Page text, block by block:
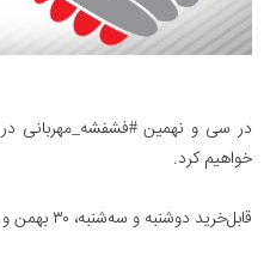
در سی و نهمین #فشفشه_مهربانی
خواهیم کرد.
قابل‌خرید دوشنبه و سه‌شنبه، ۳۰ بهمن و ۱ اسفندماه